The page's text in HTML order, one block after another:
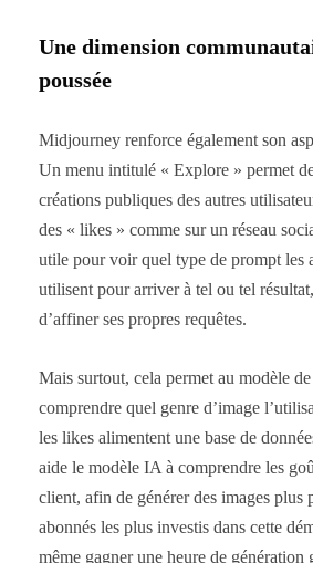
Une dimension
poussée
Midjourney renforce également son
Un menu intitulé « Explore » permet
créations publiques des autres
des « likes » comme sur un réseau
utile pour voir quel type de prompt les
utilisent pour arriver à tel ou tel
d’affiner ses propres requêtes.
Mais surtout, cela permet au modèle
comprendre quel genre d’image
les likes alimentent une base de
aide le modèle IA à comprendre les
client, afin de générer des images plus
abonnés les plus investis dans cette
même gagner une heure de génération